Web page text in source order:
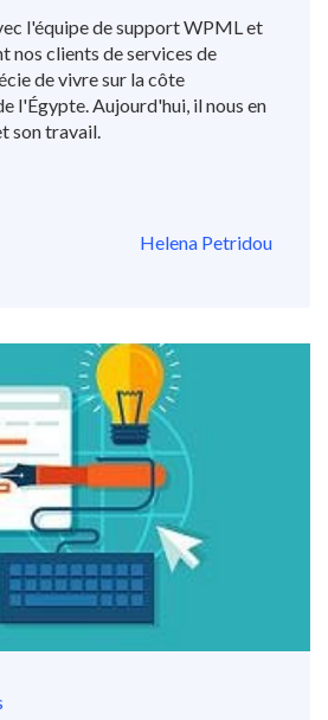
l'équipe de support WPML et
nos clients de services de
de vivre sur la côte
l'Égypte. Aujourd'hui, il nous en
son travail.
Helena Petridou